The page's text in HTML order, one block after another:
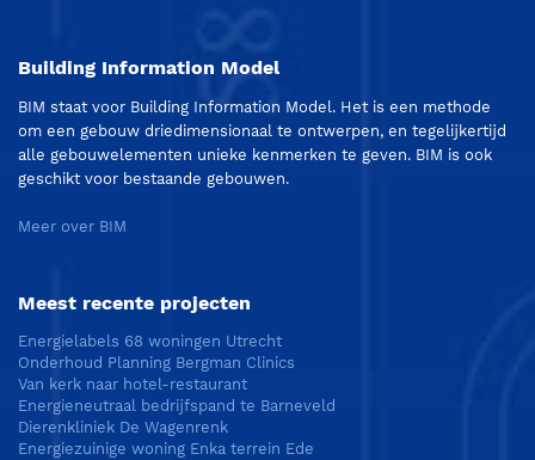
Building Information Model
BIM staat voor Building Information Model. Het is een methode
om een gebouw driedimensionaal te ontwerpen, en tegelijkertijd
alle gebouwelementen unieke kenmerken te geven. BIM is ook
geschikt voor bestaande gebouwen.
Meer over BIM
Meest recente projecten
Energielabels 68 woningen Utrecht
Onderhoud Planning Bergman Clinics
Van kerk naar hotel-restaurant
Energieneutraal bedrijfspand te Barneveld
Dierenkliniek De Wagenrenk
Energiezuinige woning Enka terrein Ede